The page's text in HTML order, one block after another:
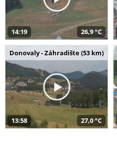
14:19 26,9 °C
Donovaly - Záhradište (53 km)
13:58 27,0 °C